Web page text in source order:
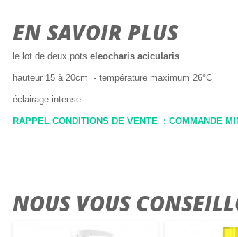
EN SAVOIR PLUS
le lot de deux pots eleocharis acicularis
hauteur 15 à 20cm - température maximum 26°C
éclairage intense
RAPPEL CONDITIONS DE VENTE : COMMANDE
NOUS VOUS